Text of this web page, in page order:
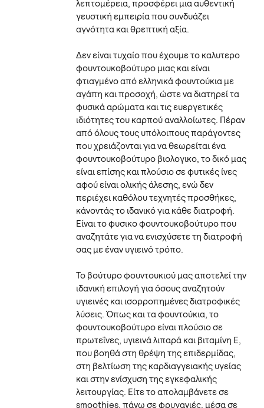
λεπτομέρεια, προσφέρει μια αυθεντική
γευστική εμπειρία που συνδυάζει
αγνότητα και θρεπτική αξία.
Δεν είναι τυχαίο που έχουμε το καλυτερο
φουντουκοβούτυρο μιας και είναι
φτιαγμένο από ελληνικά φουντούκια με
αγάπη και προσοχή, ώστε να διατηρεί τα
φυσικά αρώματα και τις ευεργετικές
ιδιότητες του καρπού αναλλοίωτες. Πέραν
από όλους τους υπόλοιπους παράγοντες
που χρειάζονται για να θεωρείται ένα
φουντουκοβούτυρο βιολογικο, το δικό μας
είναι επίσης και πλούσιο σε φυτικές ίνες
αφού είναι ολικής άλεσης, ενώ δεν
περιέχει καθόλου τεχνητές προσθήκες,
κάνοντάς το ιδανικό για κάθε διατροφή.
Είναι το φυσικο φουντουκοβούτυρο που
αναζητάτε για να ενισχύσετε τη διατροφή
σας με έναν υγιεινό τρόπο.
Το βούτυρο φουντουκιού μας αποτελεί την
ιδανική επιλογή για όσους αναζητούν
υγιεινές και ισορροπημένες διατροφικές
λύσεις. Όπως και τα φουντούκια, το
φουντουκοβούτυρο είναι πλούσιο σε
πρωτεΐνες, υγιεινά λιπαρά και βιταμίνη Ε,
που βοηθά στη θρέψη της επιδερμίδας,
στη βελτίωση της καρδιαγγειακής υγείας
και στην ενίσχυση της εγκεφαλικής
λειτουργίας. Είτε το απολαμβάνετε σε
smoothies, πάνω σε φρυγανιές, μέσα σε